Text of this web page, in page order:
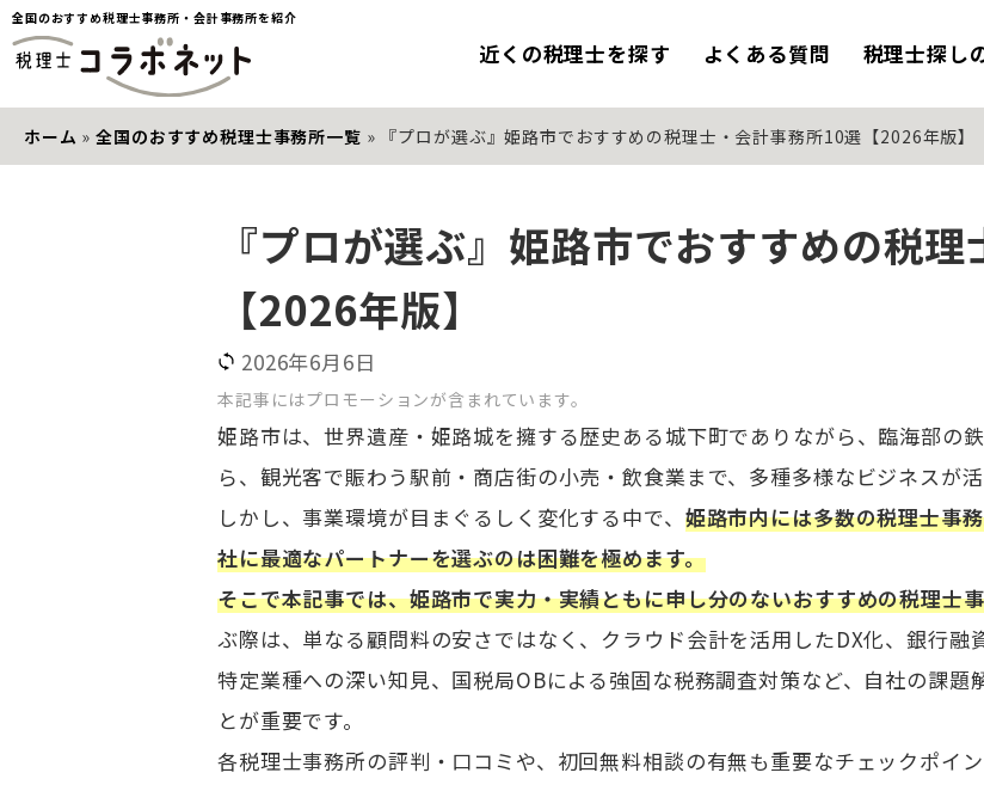
全国のおすすめ税理士事務所・会計事務所を紹介
近くの税理士を探す よくある質問 税理士探し
ホーム » 全国のおすすめ税理士事務所一覧 » 『プロが選ぶ』姫路市でおすすめの税理士・会計事務所10選【2026年版】
『プロが選ぶ』姫路市でおすすめの税
【2026年版】
2026年6月6日
本記事にはプロモーションが含まれています。
姫路市は、世界遺産・姫路城を擁する歴史ある城下町でありながら、臨海部の
ら、観光客で賑わう駅前・商店街の小売・飲食業まで、多種多様なビジネスが
しかし、事業環境が目まぐるしく変化する中で、 姫路市内には多数の税理士事
社に最適なパートナーを選ぶのは困難を極めます。
そこで本記事では、姫路市で実力・実績ともに申し分のないおすすめの税理士
ぶ際は、単なる顧問料の安さではなく、クラウド会計を活用したDX化、銀行
特定業種への深い知見、国税局OBによる強固な税務調査対策など、自社の課題
とが重要です。
各税理士事務所の評判・口コミや、初回無料相談の有無も重要なチェックポイ